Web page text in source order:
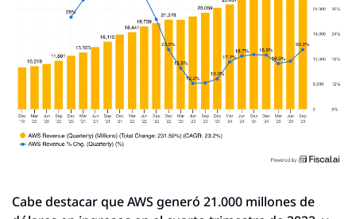
Cabe destacar que AWS generó 21.000 millones de